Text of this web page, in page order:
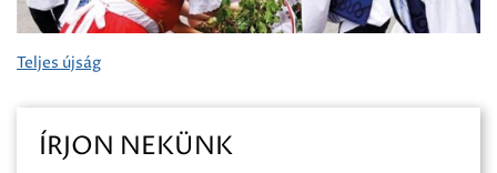
Teljes újság
ÍRJON NEKÜNK